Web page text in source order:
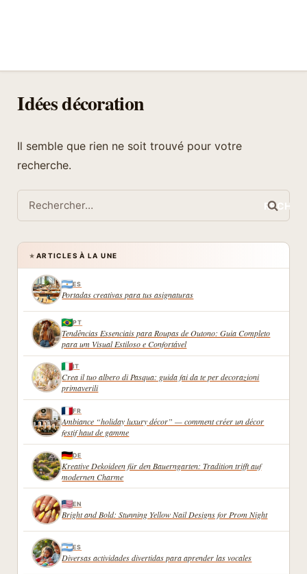
Idées décoration
Il semble que rien ne soit trouvé pour votre
recherche.
★ ARTICLES À LA UNE
ES
Portadas creativas para tus asignaturas
PT
Tendências Essenciais para Roupas de Outono: Guia Completo
para um Visual Estiloso e Confortável
IT
Crea il tuo albero di Pasqua: guida fai da te per decorazioni
primaverili
FR
Ambiance “holiday luxury décor” — comment créer un décor
festif haut de gamme
DE
Kreative Dekoideen für den Bauerngarten: Tradition trifft auf
modernen Charme
EN
Bright and Bold: Stunning Yellow Nail Designs for Prom Night
ES
Diversas actividades divertidas para aprender las vocales